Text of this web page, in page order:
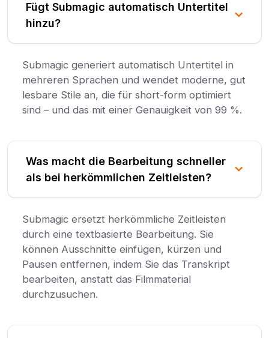
Fügt Submagic automatisch Untertitel
hinzu?
Submagic generiert automatisch Untertitel in
mehreren Sprachen und wendet moderne, gut
lesbare Stile an, die für short-form optimiert
sind – und das mit einer Genauigkeit von 99 %.
Was macht die Bearbeitung schneller
als bei herkömmlichen Zeitleisten?
Submagic ersetzt herkömmliche Zeitleisten
durch eine textbasierte Bearbeitung. Sie
können Ausschnitte einfügen, kürzen und
Pausen entfernen, indem Sie das Transkript
bearbeiten, anstatt das Filmmaterial
durchzusuchen.